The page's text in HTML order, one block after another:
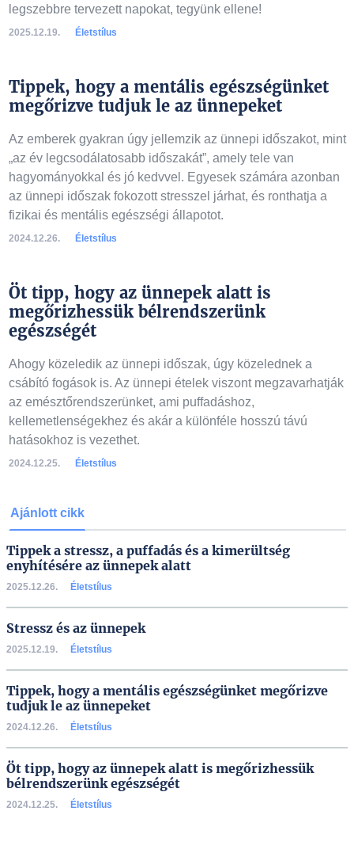
legszebbre tervezett napokat, tegyünk ellene!
2025.12.19. Életstílus
Tippek, hogy a mentális egészségünket
megőrizve tudjuk le az ünnepeket
Az emberek gyakran úgy jellemzik az ünnepi időszakot, mint
„az év legcsodálatosabb időszakát”, amely tele van
hagyományokkal és jó kedvvel. Egyesek számára azonban
az ünnepi időszak fokozott stresszel járhat, és ronthatja a
fizikai és mentális egészségi állapotot.
2024.12.26. Életstílus
Öt tipp, hogy az ünnepek alatt is
megőrizhessük bélrendszerünk
egészségét
Ahogy közeledik az ünnepi időszak, úgy közelednek a
csábító fogások is. Az ünnepi ételek viszont megzavarhatják
az emésztőrendszerünket, ami puffadáshoz,
kellemetlenségekhez és akár a különféle hosszú távú
hatásokhoz is vezethet.
2024.12.25. Életstílus
Ajánlott cikk
Tippek a stressz, a puffadás és a kimerültség
enyhítésére az ünnepek alatt
2025.12.26. Életstílus
Stressz és az ünnepek
2025.12.19. Életstílus
Tippek, hogy a mentális egészségünket megőrizve
tudjuk le az ünnepeket
2024.12.26. Életstílus
Öt tipp, hogy az ünnepek alatt is megőrizhessük
bélrendszerünk egészségét
2024.12.25. Életstílus